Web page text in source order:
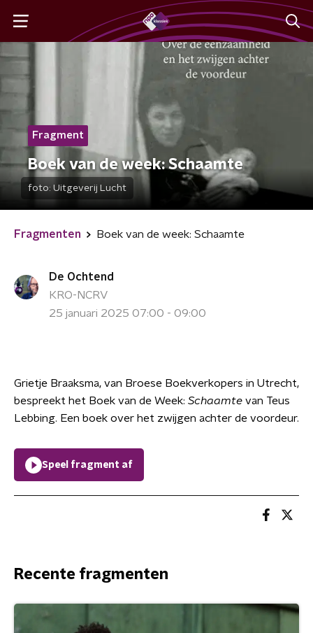
Fragment
Boek van de week: Schaamte
foto: Uitgeverij Lucht
Fragmenten Boek van de week: Schaamte
De Ochtend
KRO-NCRV
25 januari 2025 07:00 - 09:00
Grietje Braaksma, van Broese Boekverkopers in Utrecht,
bespreekt het Boek van de Week: Schaamte van Teus
Lebbing. Een boek over het zwijgen achter de voordeur.
Speel fragment af
Recente fragmenten